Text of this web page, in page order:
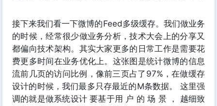
接下来我们看一下微博的Feed多级缓存。我们做业务
的时候，经常很少做业务分析，技术大会上的分享又
都偏向技术架构。其实大家更多的日常工作是需要花
费更多时间在业务优化上。这张图是统计微博的信息
流前几页的访问比例，像前三页占了97%，在做缓存
设计的时候，我们最多只存最近的M条数据。 这里强
调的就是做系统设计 要基于用 户 的 场 景 ， 越细致